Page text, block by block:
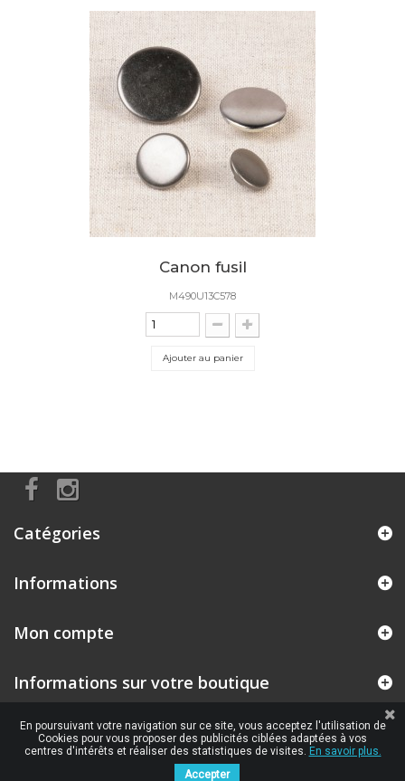
Canon fusil
M490U13C578
Ajouter au panier
Catégories
Informations
Mon compte
Informations sur votre boutique
En poursuivant votre navigation sur ce site, vous acceptez l'utilisation de
Cookies pour vous proposer des publicités ciblées adaptées à vos
centres d'intérêts et réaliser des statistiques de visites. En savoir plus.
Accepter